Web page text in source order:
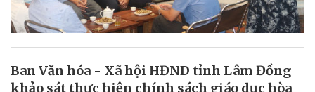
Ban Văn hóa - Xã hội HĐND tỉnh Lâm Đồng
khảo sát thực hiện chính sách giáo dục hòa